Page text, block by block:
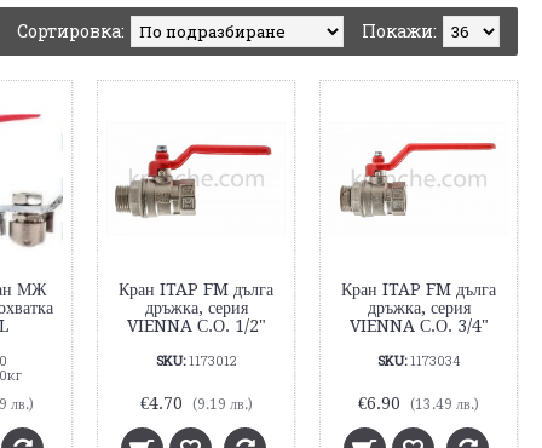
Покажи:
Сортировка:
МЖ
лв.)
Кран ITAP FM дълга
дръжка, серия
VIENNA С.О. 1/2"
SKU:1173012
€4.70 (9.19 лв.)
Кран ITAP FM дълга
дръжка, серия
VIENNA С.О. 3/4"
SKU:1173034
€6.90 (13.49 лв.)